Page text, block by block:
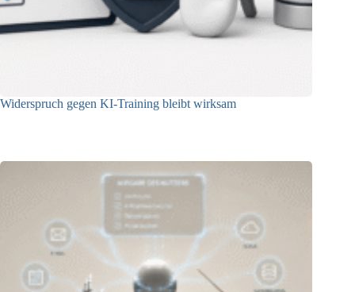
Widerspruch gegen KI-Training bleibt wirksam